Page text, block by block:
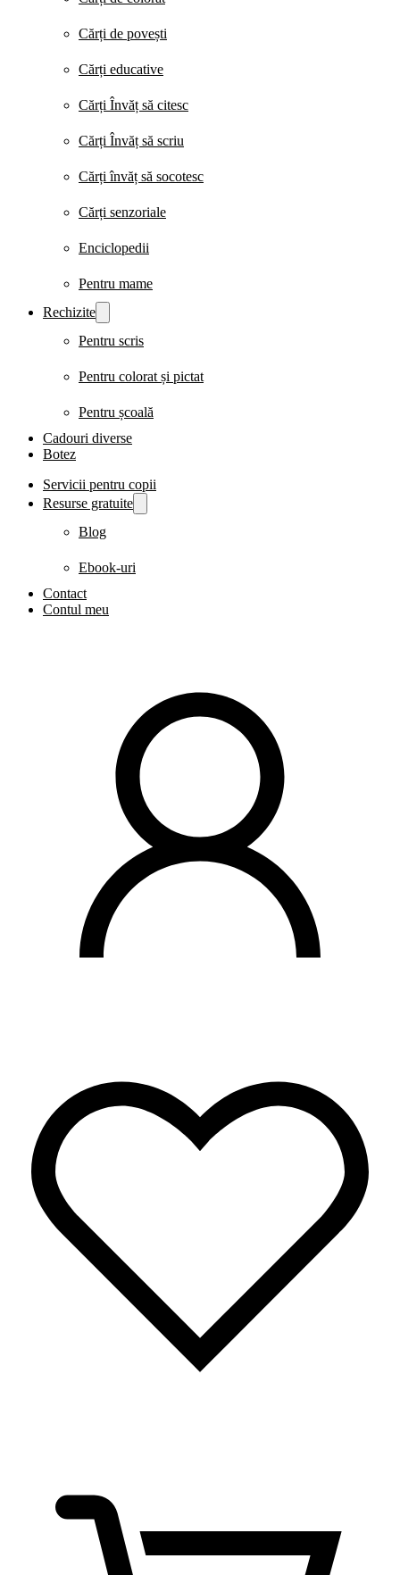
Cărți de povești
Cărți educative
Cărți Învăț să citesc
Cărți Învăț să scriu
Cărți învăț să socotesc
Cărți senzoriale
Enciclopedii
Pentru mame
Rechizite
Pentru scris
Pentru colorat și pictat
Pentru școală
Cadouri diverse
Botez
Servicii pentru copii
Resurse gratuite
Blog
Ebook-uri
Contact
Contul meu